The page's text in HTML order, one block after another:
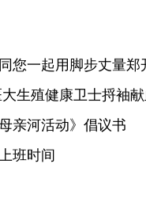
您一起用脚步丈量郑
生殖健康卫士捋袖
亲河活动》倡议书
班时间